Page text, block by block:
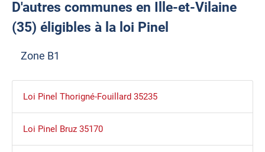
D'autres communes en Ille-et-Vilaine
(35) éligibles à la loi Pinel
Zone B1
Loi Pinel Thorigné-Fouillard 35235
Loi Pinel Bruz 35170